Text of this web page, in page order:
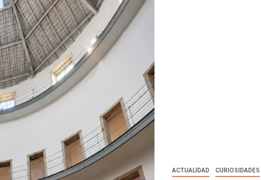
ACTUALIDAD CURIOSIDADES